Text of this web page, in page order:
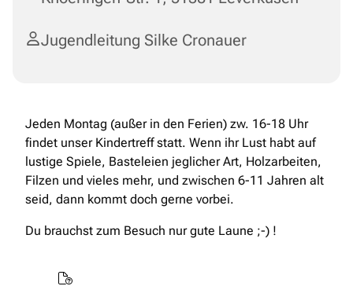
Jugendleitung Silke Cronauer
Jeden Montag (außer in den Ferien) zw. 16-18 Uhr
findet unser Kindertreff statt. Wenn ihr Lust habt auf
lustige Spiele, Basteleien jeglicher Art, Holzarbeiten,
Filzen und vieles mehr, und zwischen 6-11 Jahren alt
seid, dann kommt doch gerne vorbei.
Du brauchst zum Besuch nur gute Laune ;-) !